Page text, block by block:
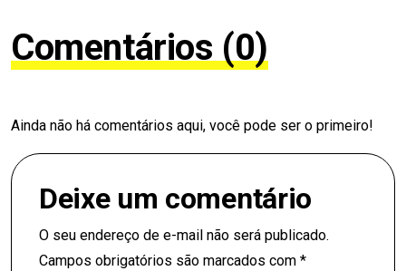
Comentários (0)
Ainda não há comentários aqui, você pode ser o primeiro!
Deixe um comentário
O seu endereço de e-mail não será publicado.
Campos obrigatórios são marcados com *